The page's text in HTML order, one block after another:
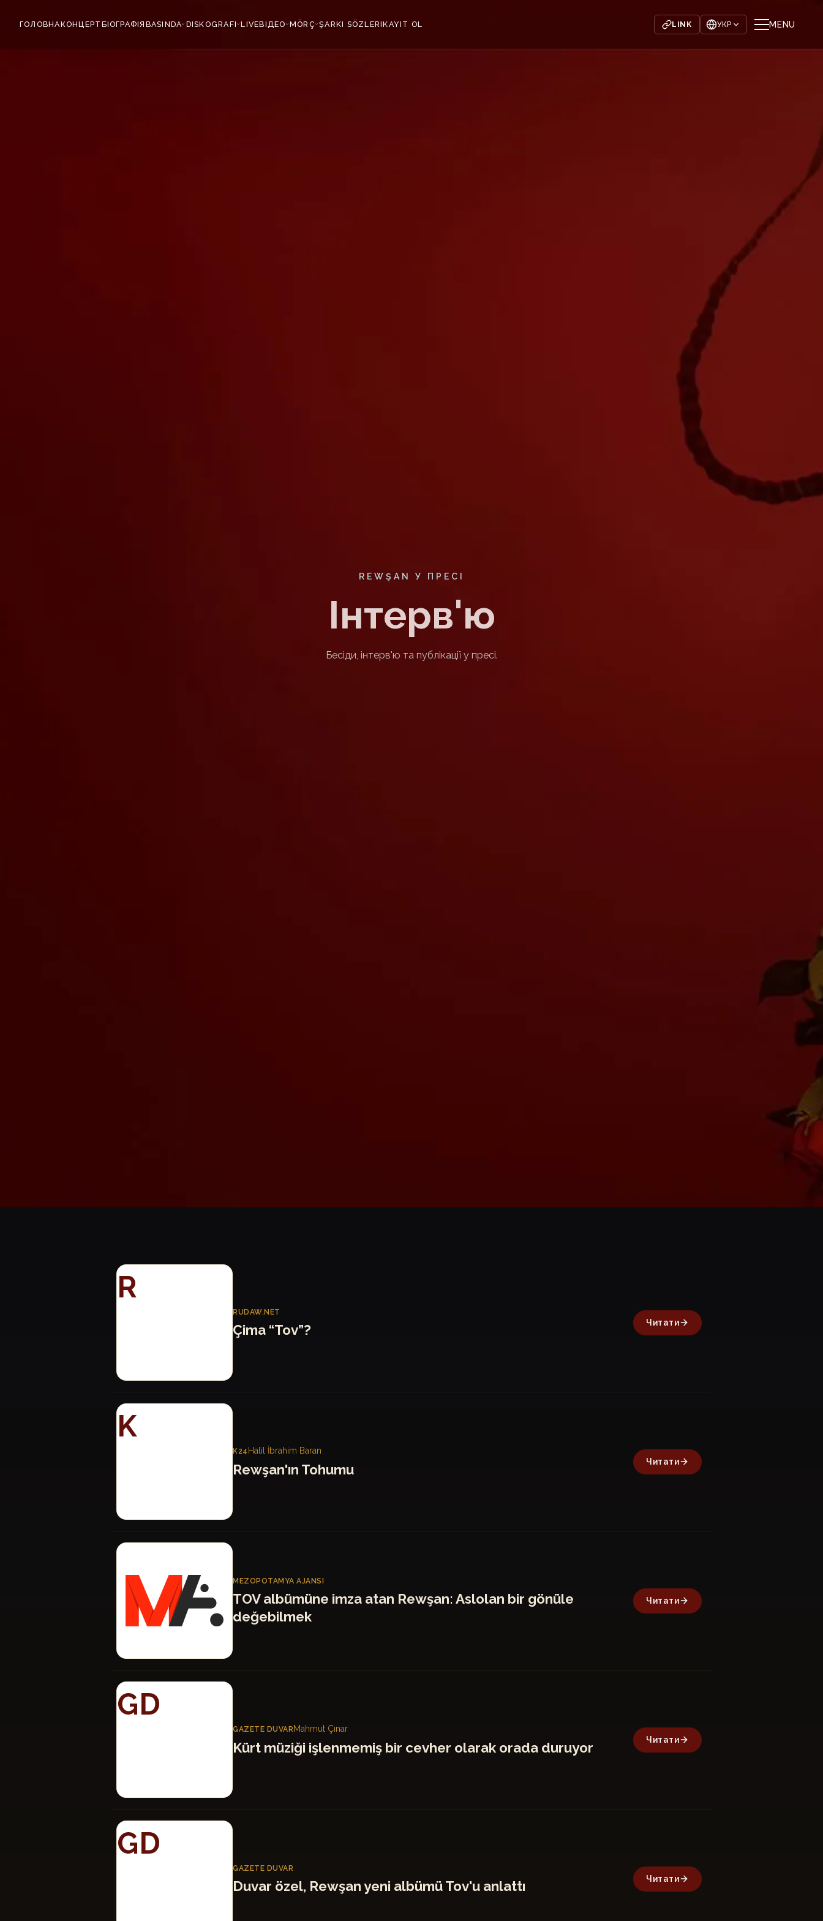
ГОЛОВНАКОНЦЕРТ БІОГРАФІЯ BASINDA›DISKOGRAFI›LIVEВІДЕО›MÖRÇ›ŞARKI SÖZLERIKAYIT OL LINK УКР MENU
REWŞAN У ПРЕСІ
Інтерв'ю
Бесіди, інтерв'ю та публікації у пресі.
R
RUDAW.NET
Çima “Tov”? Читати
K
K24 Halil İbrahim Baran
Rewşan'ın Tohumu
Читати
MEZOPOTAMYA AJANSI
TOV albümüne imza atan Rewşan: Aslolan bir gönüle
değebilmek
Читати
GD
GAZETE DUVAR Mahmut Çınar
Kürt müziği işlenmemiş bir cevher olarak orada duruyor
Читати
GD
GAZETE DUVAR
Duvar özel, Rewşan yeni albümü Tov'u anlattı Читати